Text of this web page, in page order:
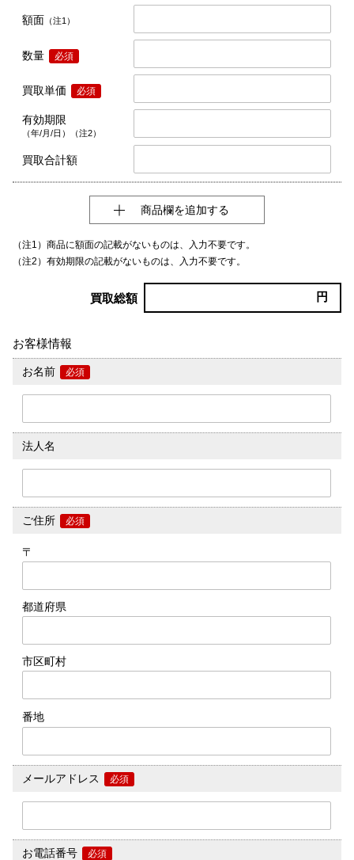
額面 （注1）
数量 必須
買取単価 必須
有効期限
（年/月/日）（注2）
買取合計額
商品欄を追加する
（注1）商品に額面の記載がないものは、入力不要です。
（注2）有効期限の記載がないものは、入力不要です。
買取総額 円
お客様情報
お名前 必須
法人名
ご住所 必須
〒
都道府県
市区町村
番地
メールアドレス 必須
お電話番号 必須